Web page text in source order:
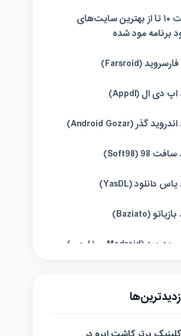
لیست ۱۰ تا از بهترین سایت‌های
برنامه مود شده